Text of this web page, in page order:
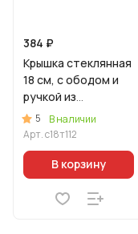
384 ₽
Крышка стеклянная
18 см, с ободом и
ручкой из
нерж.стали, деколь
серая
5
В наличии
Арт.с18т112
В корзину